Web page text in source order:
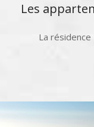
Les
La